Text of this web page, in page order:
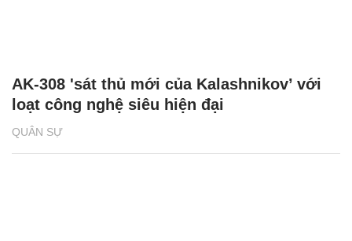
QUÂN SỰ
AK-308 'sát thủ mới của Kalashnikov’ với
loạt công nghệ siêu hiện đại